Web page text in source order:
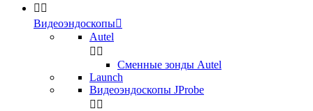
 
Видеоэндоскопы
Autel
 
Сменные зонды Autel
Launch
Видеоэндоскопы JProbe
 